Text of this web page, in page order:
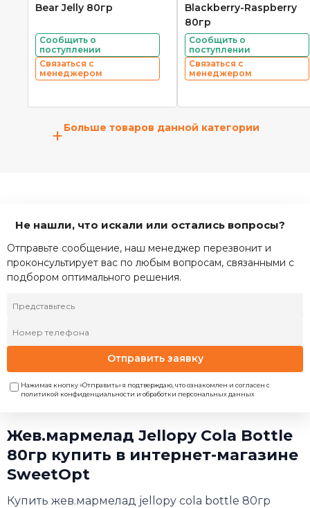
Bear Jelly 80гр
Сообщить о
поступлении
Связаться с
менеджером
Blackberry-Raspberry
80гр
Сообщить о
поступлении
Связаться с
менеджером
+Больше товаров данной категории
Не нашли, что искали или остались вопросы?
Отправьте сообщение, наш менеджер перезвонит и
проконсультирует вас по любым вопросам, связанными с
подбором оптимального решения.
Отправить заявку
Нажимая кнопку «Отправить» я подтверждаю, что ознакомлен и согласен с
политикой конфиденциальности и обработки персональных данных
Жев.мармелад Jellopy Cola Bottle
80гр купить в интернет-магазине
SweetOpt
Купить жев.мармелад jellopy cola bottle 80гр